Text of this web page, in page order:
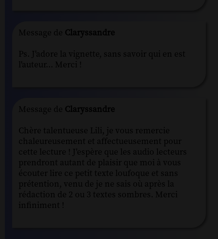
Message de Claryssandre
Ps. J'adore la vignette, sans savoir qui en est
l'auteur... Merci !
Message de Claryssandre
Chère talentueuse Lili, je vous remercie
chaleureusement et affectueusement pour
cette lecture ! J'espère que les audio lecteurs
prendront autant de plaisir que moi à vous
écouter lire ce petit texte loufoque et sans
prétention, venu de je ne sais où après la
rédaction de 2 ou 3 textes sombres. Merci
infiniment !